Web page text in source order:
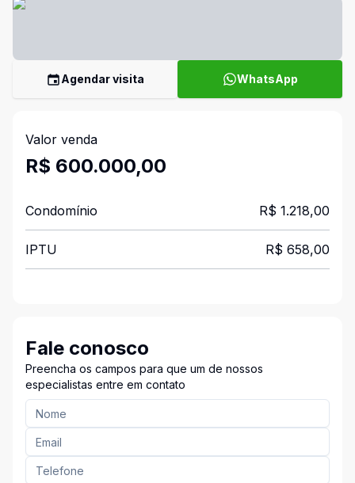
Agendar visita WhatsApp
Valor venda
R$ 600.000,00
Condomínio R$ 1.218,00
IPTU R$ 658,00
Fale conosco
Preencha os campos para que um de nossos
especialistas entre em contato